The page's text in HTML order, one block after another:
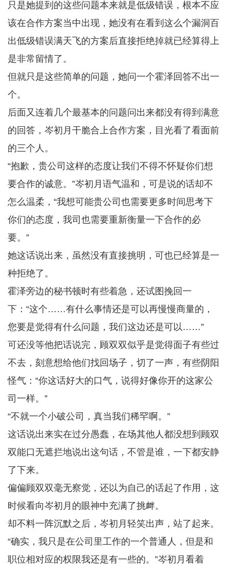
只是她提到的这些问题本来就是低级错误，根本不应
该在合作方案当中出现，她没有在看到这么个漏洞百
出低级错误满天飞的方案后直接拒绝掉就已经算得上
是非常留情了。
但就只是这些简单的问题，她问一个霍泽回答不出一
个。
后面又连着几个最基本的问题问出来都没有得到满意
的回答，岑初月干脆合上合作方案，目光看了看面前
的三个人。
“抱歉，贵公司这样的态度让我们不得不怀疑你们想
要合作的诚意。”岑初月语气温和，可是说的话却不
怎么温柔，“我想可能贵公司也需要更多时间思考下
你们的态度，我司也需要重新衡量一下合作的必
要。”
她这话说出来，虽然没有直接挑明，可也已经算是一
种拒绝了。
霍泽旁边的秘书顿时有些着急，还试图挽回一
下：“这个……有什么事情还是可以再慢慢商量的，
您要是觉得有什么问题，我们这边还是可以……”
可还没等他把话说完，顾双双似乎是觉得面子有些过
不去，刻意想给他们找回场子，切了一声，有些阴阳
怪气：“你这话好大的口气，说得好像你开的这家公
司一样。”
“不就一个小破公司，真当我们稀罕啊。”
这话说出来实在过分愚蠢，在场其他人都没想到顾双
双能口无遮拦地说出这句话，不管是谁，一下都安静
了下来。
偏偏顾双双毫无察觉，还以为自己的话起了作用，这
时候看向岑初月的眼神中充满了挑衅。
却不料一阵沉默之后，岑初月轻笑出声，站了起来。
“确实，我只是在公司里工作的一个普通人，但是和
职位相对应的权限我还是有一些的。”岑初月看着